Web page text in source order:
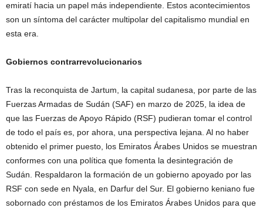
emiratí hacia un papel más independiente. Estos acontecimientos
son un síntoma del carácter multipolar del capitalismo mundial en
esta era.
Gobiernos contrarrevolucionarios
Tras la reconquista de Jartum, la capital sudanesa, por parte de las
Fuerzas Armadas de Sudán (SAF) en marzo de 2025, la idea de
que las Fuerzas de Apoyo Rápido (RSF) pudieran tomar el control
de todo el país es, por ahora, una perspectiva lejana. Al no haber
obtenido el primer puesto, los Emiratos Árabes Unidos se muestran
conformes con una política que fomenta la desintegración de
Sudán. Respaldaron la formación de un gobierno apoyado por las
RSF con sede en Nyala, en Darfur del Sur. El gobierno keniano fue
sobornado con préstamos de los Emiratos Árabes Unidos para que